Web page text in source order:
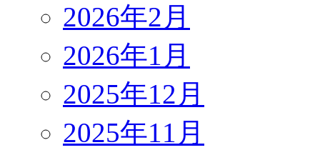
2026年2月
2026年1月
2025年12月
2025年11月